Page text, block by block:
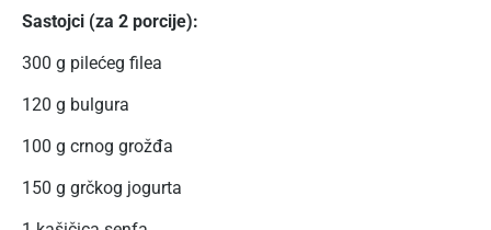
Sastojci (za 2 porcije):
300 g pilećeg filea
120 g bulgura
100 g crnog grožđa
150 g grčkog jogurta